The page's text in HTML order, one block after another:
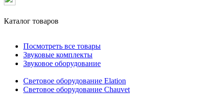
Каталог товаров
Посмотреть все товары
Звуковые комплекты
Звуковое оборудование
Световое оборудование Elation
Cветовое оборудование Chauvet